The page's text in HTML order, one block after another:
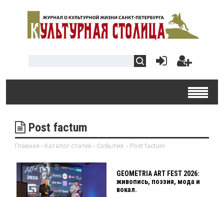
Post factum
Главная › Каталог статей › События. › Post factum
GEOMETRIA ART FEST 2026:
живопись, поэзия, мода и
вокал.